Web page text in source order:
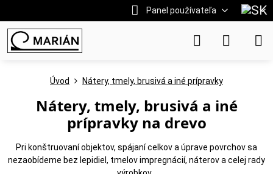
Panel používateľa
Úvod Nátery, tmely, brusivá a iné prípravky
Nátery, tmely, brusivá a iné
prípravky na drevo
Pri konštruovaní objektov, spájaní celkov a úprave povrchov sa
nezaobídeme bez lepidiel, tmelov impregnácií, náterov a celej rady